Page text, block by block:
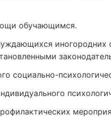
обучающимся.
социально-